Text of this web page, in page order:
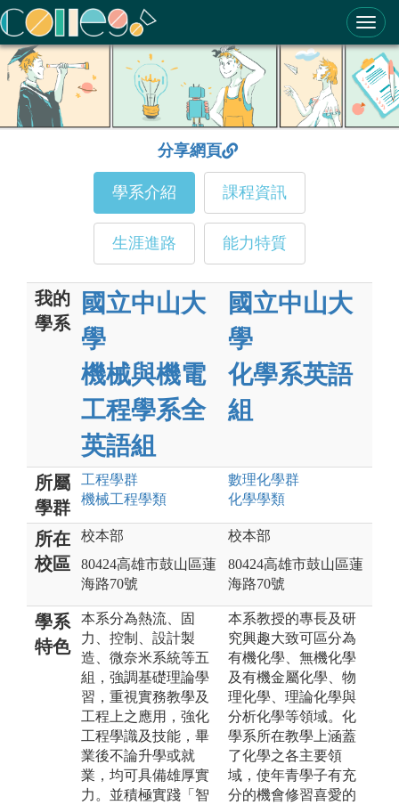
ColleGo! 大學選才與高中育才輔助系統
分享網頁
學系介紹 課程資訊
生涯進路 能力特質
我的
學系
國立中山大
學
機械與機電
工程學系全
英語組
國立中山大
學
化學系英語
組
所屬
學群
工程學群
機械工程學類
數理化學群
化學學類
所在
校區
校本部
80424高雄市鼓山區蓮
海路70號
校本部
80424高雄市鼓山區蓮
海路70號
學系
特色
本系分為熱流、固
力、控制、設計製
造、微奈米系統等五
組，強調基礎理論學
習，重視實務教學及
工程上之應用，強化
工程學識及技能，畢
業後不論升學或就
業，均可具備雄厚實
力。並積極實踐「智
本系教授的專長及研
究興趣大致可區分為
有機化學、無機化學
及有機金屬化學、物
理化學、理論化學與
分析化學等領域。化
學系所在教學上涵蓋
了化學之各主要領
域，使年青學子有充
分的機會修習喜愛的